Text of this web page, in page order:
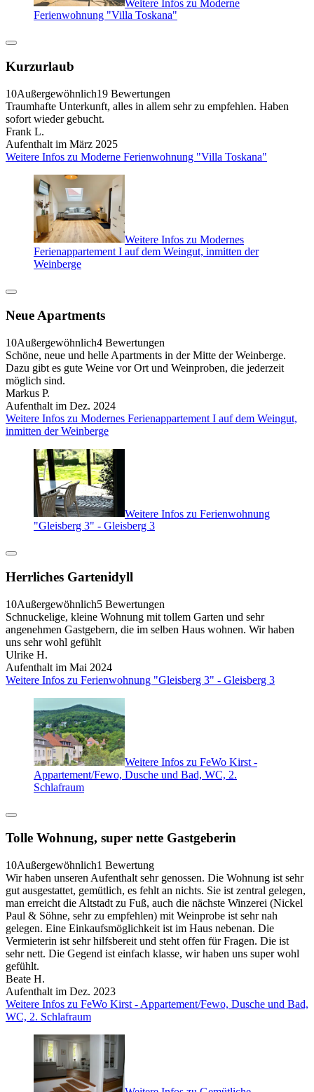
Weitere Infos zu Moderne
Ferienwohnung "Villa Toskana"
Kurzurlaub
10Außergewöhnlich19 Bewertungen
Traumhafte Unterkunft, alles in allem sehr zu empfehlen. Haben
sofort wieder gebucht.
Frank L.
Aufenthalt im März 2025
Weitere Infos zu Moderne Ferienwohnung "Villa Toskana"
Weitere Infos zu Modernes
Ferienappartement I auf dem Weingut, inmitten der
Weinberge
Neue Apartments
10Außergewöhnlich4 Bewertungen
Schöne, neue und helle Apartments in der Mitte der Weinberge.
Dazu gibt es gute Weine vor Ort und Weinproben, die jederzeit
möglich sind.
Markus P.
Aufenthalt im Dez. 2024
Weitere Infos zu Modernes Ferienappartement I auf dem Weingut,
inmitten der Weinberge
Weitere Infos zu Ferienwohnung
"Gleisberg 3" - Gleisberg 3
Herrliches Gartenidyll
10Außergewöhnlich5 Bewertungen
Schnuckelige, kleine Wohnung mit tollem Garten und sehr
angenehmen Gastgebern, die im selben Haus wohnen. Wir haben
uns sehr wohl gefühlt
Ulrike H.
Aufenthalt im Mai 2024
Weitere Infos zu Ferienwohnung "Gleisberg 3" - Gleisberg 3
Weitere Infos zu FeWo Kirst -
Appartement/Fewo, Dusche und Bad, WC, 2.
Schlafraum
Tolle Wohnung, super nette Gastgeberin
10Außergewöhnlich1 Bewertung
Wir haben unseren Aufenthalt sehr genossen. Die Wohnung ist sehr
gut ausgestattet, gemütlich, es fehlt an nichts. Sie ist zentral gelegen,
man erreicht die Altstadt zu Fuß, auch die nächste Winzerei (Nickel
Paul & Söhne, sehr zu empfehlen) mit Weinprobe ist sehr nah
gelegen. Eine Einkaufsmöglichkeit ist im Haus nebenan. Die
Vermieterin ist sehr hilfsbereit und steht offen für Fragen. Die ist
sehr nett. Die Gegend ist einfach klasse, wir haben uns super wohl
gefühlt.
Beate H.
Aufenthalt im Dez. 2023
Weitere Infos zu FeWo Kirst - Appartement/Fewo, Dusche und Bad,
WC, 2. Schlafraum